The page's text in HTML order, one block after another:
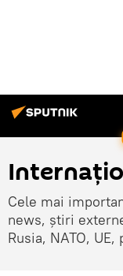
Cele mai
news, știri
Rusia, NATO,